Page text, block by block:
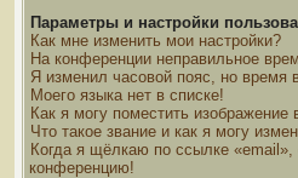
Параметры и настройки
Как мне изменить мои настройки?
На конференции неправильное
Я изменил часовой пояс, но время
Моего языка нет в списке!
Как я могу поместить
Что такое звание и как я могу
Когда я щёлкаю по ссылке «email»,
конференцию!